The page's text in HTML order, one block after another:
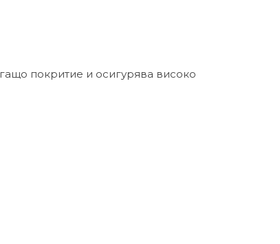
покритие и осигурява високо